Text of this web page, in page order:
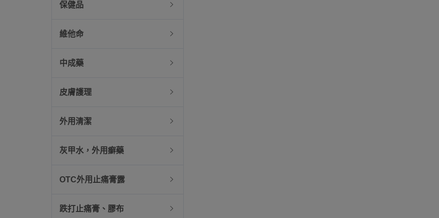
保健品
維他命
中成藥
皮膚護理
外用清潔
灰甲水，外用癬藥
OTC外用止痛膏露
跌打止痛膏、膠布